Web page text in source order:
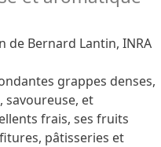
de Bernard Lantin, INRA
grappes denses,
savoureuse, et
frais, ses fruits
pâtisseries et